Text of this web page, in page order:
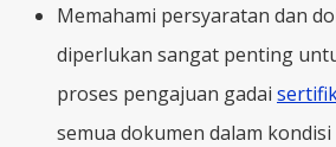
Memahami persyaratan dan
diperlukan sangat penting
proses pengajuan gadai
semua dokumen dalam